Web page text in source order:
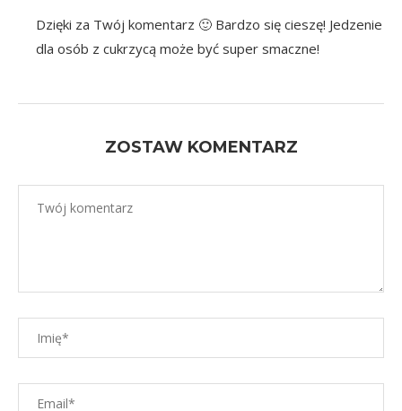
Dzięki za Twój komentarz 🙂 Bardzo się cieszę! Jedzenie
dla osób z cukrzycą może być super smaczne!
ZOSTAW KOMENTARZ